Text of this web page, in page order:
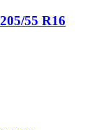
55 R16